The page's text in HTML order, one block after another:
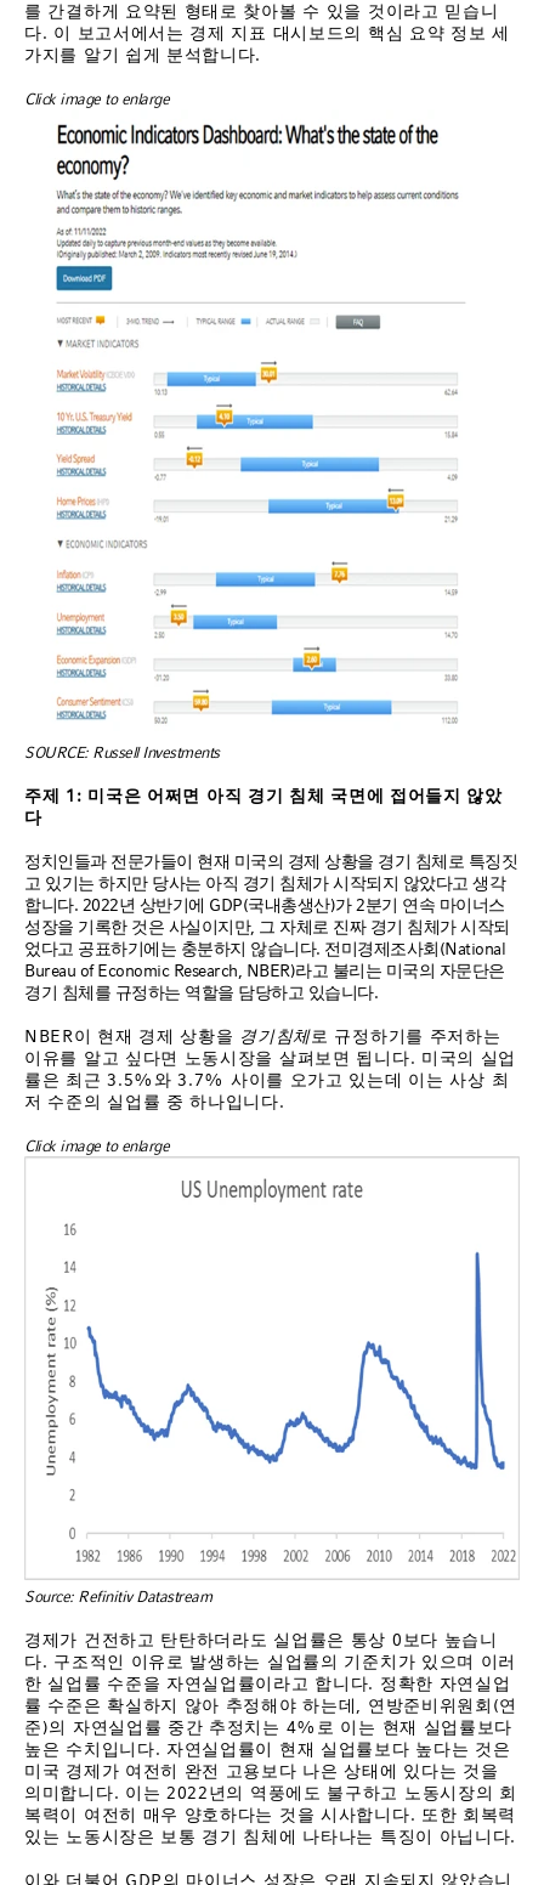
를 간결하게 요약된 형태로 찾아볼 수 있을 것이라고 믿습니
다. 이 보고서에서는 경제 지표 대시보드의 핵심 요약 정보 세
가지를 알기 쉽게 분석합니다.
Click image to enlarge
SOURCE: Russell Investments
주제 1: 미국은 어쩌면 아직 경기 침체 국면에 접어들지 않았
다
정치인들과 전문가들이 현재 미국의 경제 상황을 경기 침체로 특징짓
고 있기는 하지만 당사는 아직 경기 침체가 시작되지 않았다고 생각
합니다. 2022년 상반기에 GDP(국내총생산)가 2분기 연속 마이너스
성장을 기록한 것은 사실이지만, 그 자체로 진짜 경기 침체가 시작되
었다고 공표하기에는 충분하지 않습니다. 전미경제조사회(National
Bureau of Economic Research, NBER)라고 불리는 미국의 자문단은
경기 침체를 규정하는 역할을 담당하고 있습니다.
NBER이 현재 경제 상황을 경기침체로 규정하기를 주저하는
이유를 알고 싶다면 노동시장을 살펴보면 됩니다. 미국의 실업
률은 최근 3.5%와 3.7% 사이를 오가고 있는데 이는 사상 최
저 수준의 실업률 중 하나입니다.
Click image to enlarge
Source: Refinitiv Datastream
경제가 건전하고 탄탄하더라도 실업률은 통상 0보다 높습니
다. 구조적인 이유로 발생하는 실업률의 기준치가 있으며 이러
한 실업률 수준을 자연실업률이라고 합니다. 정확한 자연실업
률 수준은 확실하지 않아 추정해야 하는데, 연방준비위원회(연
준)의 자연실업률 중간 추정치는 4%로 이는 현재 실업률보다
높은 수치입니다. 자연실업률이 현재 실업률보다 높다는 것은
미국 경제가 여전히 완전 고용보다 나은 상태에 있다는 것을
의미합니다. 이는 2022년의 역풍에도 불구하고 노동시장의 회
복력이 여전히 매우 양호하다는 것을 시사합니다. 또한 회복력
있는 노동시장은 보통 경기 침체에 나타나는 특징이 아닙니다.
이와 더불어 GDP의 마이너스 성장은 오래 지속되지 않았습니